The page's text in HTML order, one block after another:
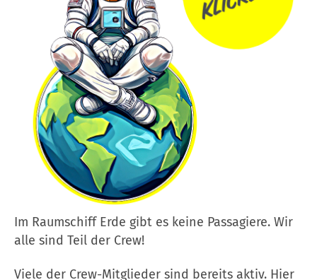
Im Raumschiff Erde gibt es keine Passagiere. Wir
alle sind Teil der Crew!
Viele der Crew-Mitglieder sind bereits aktiv. Hier